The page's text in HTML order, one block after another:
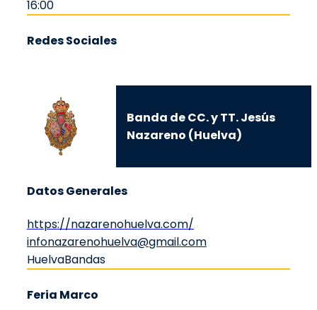
16:00
Redes Sociales
Banda de CC. y TT. Jesús
Nazareno (Huelva)
Datos Generales
https://nazarenohuelva.com/
infonazarenohuelva@gmail.com
HuelvaBandas
Feria Marco